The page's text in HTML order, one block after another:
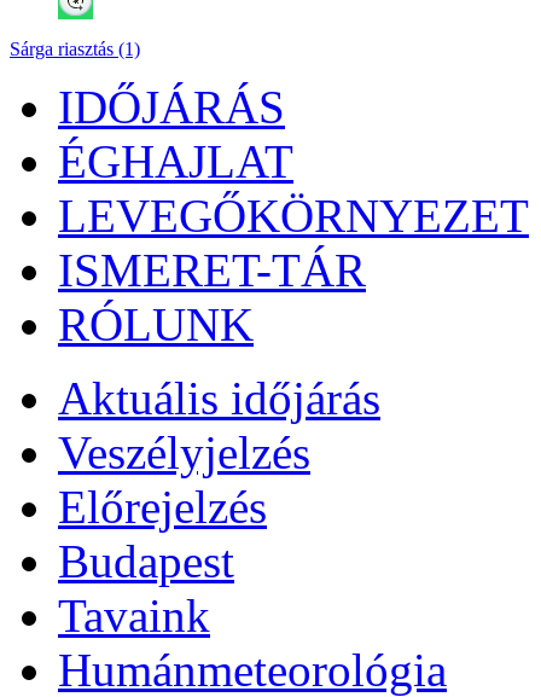
Sárga riasztás (1)
IDŐJÁRÁS
ÉGHAJLAT
LEVEGŐKÖRNYEZET
ISMERET-TÁR
RÓLUNK
Aktuális időjárás
Veszélyjelzés
Előrejelzés
Budapest
Tavaink
Humánmeteorológia